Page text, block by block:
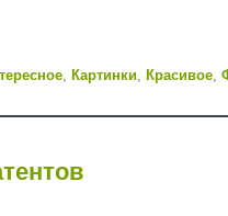
, Картинки, Красивое,